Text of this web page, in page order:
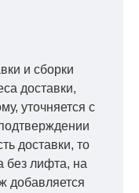
и сборки
доставки,
уточняется с
доставки, то
без лифта, на
добавляется